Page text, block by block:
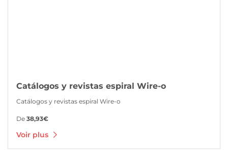
Catálogos y revistas espiral Wire-o
Catálogos y revistas espiral Wire-o
De 38,93€
Voir plus